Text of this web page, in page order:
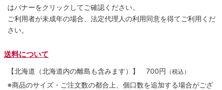
はバナーをクリックしてご確認ください。
ご利用者が未成年の場合、法定代理人の利用同意を得てご利用くだ
さい。
送料について
【北海道（北海道内の離島も含みます）】 700円 （税込）
※商品のサイズ・ご注文数の都合上、個口数を追加する場合がござ